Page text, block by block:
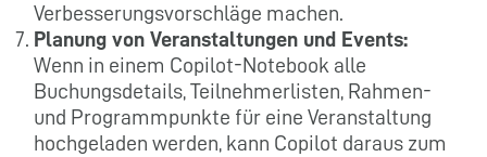
Verbesserungsvorschläge machen.
Planung von Veranstaltungen und Events:
Wenn in einem Copilot-Notebook alle
Buchungsdetails, Teilnehmerlisten, Rahmen-
und Programmpunkte für eine Veranstaltung
hochgeladen werden, kann Copilot daraus zum